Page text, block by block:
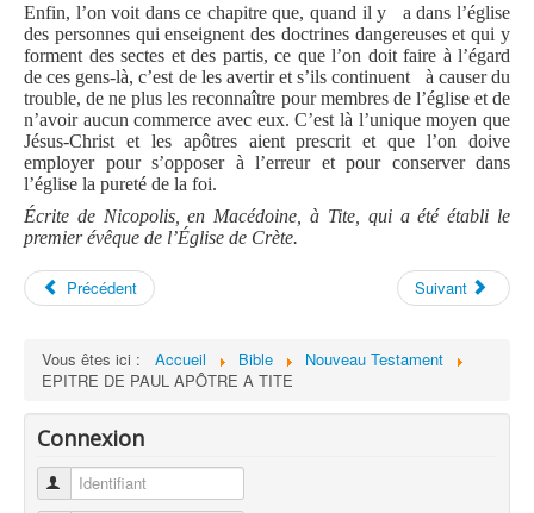
Enfin, l’on voit dans ce chapitre que, quand il y a dans l’église
des personnes qui enseignent des doctrines dangereuses et qui y
forment des sectes et des partis, ce que l’on doit faire à l’égard
de ces gens-là, c’est de les avertir et s’ils continuent à causer du
trouble, de ne plus les reconnaître pour membres de l’église et de
n’avoir aucun commerce avec eux. C’est là l’unique moyen que
Jésus-Christ et les apôtres aient prescrit et que l’on doive
employer pour s’opposer à l’erreur et pour conserver dans
l’église la pureté de la foi.
Écrite de Nicopolis, en Macédoine, à Tite, qui a été établi le
premier évêque de l’Église de Crète.
Précédent Suivant
Vous êtes ici : Accueil Bible
Nouveau Testament
EPITRE DE PAUL APÔTRE A TITE
Connexion
Identifiant